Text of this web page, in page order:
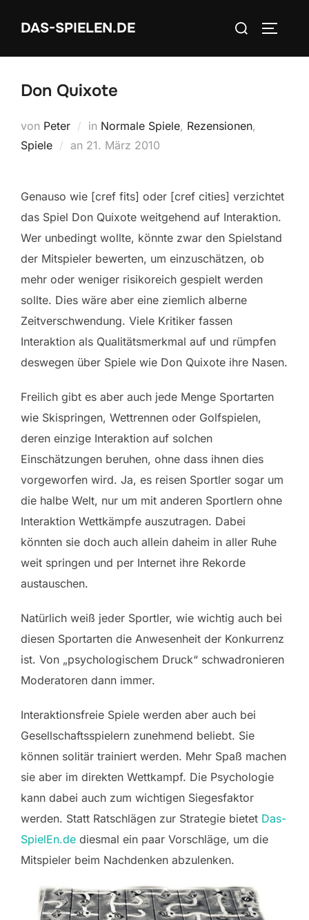
InhaltDAS-SPIELEN.DE
Suchen
Don Quixote
von Peter in Normale Spiele, Rezensionen,
Spiele
an Veröffentlicht
21. März 2010
Genauso wie [cref fits] oder [cref cities] verzichtet
das Spiel Don Quixote weitgehend auf Interaktion.
Wer unbedingt wollte, könnte zwar den Spielstand
der Mitspieler bewerten, um einzuschätzen, ob
mehr oder weniger risikoreich gespielt werden
sollte. Dies wäre aber eine ziemlich alberne
Zeitverschwendung. Viele Kritiker fassen
Interaktion als Qualitätsmerkmal auf und rümpfen
deswegen über Spiele wie Don Quixote ihre Nasen.
Freilich gibt es aber auch jede Menge Sportarten
wie Skispringen, Wettrennen oder Golfspielen,
deren einzige Interaktion auf solchen
Einschätzungen beruhen, ohne dass ihnen dies
vorgeworfen wird. Ja, es reisen Sportler sogar um
die halbe Welt, nur um mit anderen Sportlern ohne
Interaktion Wettkämpfe auszutragen. Dabei
könnten sie doch auch allein daheim in aller Ruhe
weit springen und per Internet ihre Rekorde
austauschen.
Natürlich weiß jeder Sportler, wie wichtig auch bei
diesen Sportarten die Anwesenheit der Konkurrenz
ist. Von „psychologischem Druck“ schwadronieren
Moderatoren dann immer.
Interaktionsfreie Spiele werden aber auch bei
Gesellschaftsspielern zunehmend beliebt. Sie
können solitär trainiert werden. Mehr Spaß machen
sie aber im direkten Wettkampf. Die Psychologie
kann dabei auch zum wichtigen Siegesfaktor
werden. Statt Ratschlägen zur Strategie bietet Das-
SpielEn.de diesmal ein paar Vorschläge, um die
Mitspieler beim Nachdenken abzulenken.